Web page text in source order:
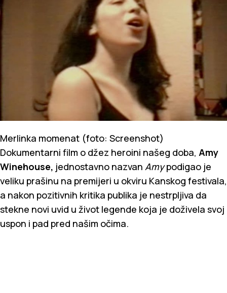
Merlinka momenat (foto: Screenshot)
Dokumentarni film o džez heroini našeg doba, Amy
Winehouse, jednostavno nazvan Amypodigao je
veliku prašinu na premijeri u okviru Kanskog festivala,
a nakon pozitivnih kritika publika je nestrpljiva da
stekne novi uvid u život legende koja je doživela svoj
uspon i pad pred našim očima.